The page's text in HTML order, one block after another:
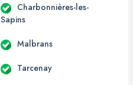
Charbonnières-les-
Sapins
Malbrans
Tarcenay